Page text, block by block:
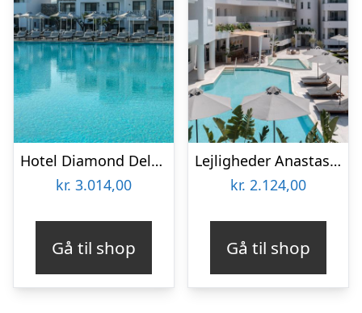
Hotel Diamond Deluxe – Voksenhotel
kr. 3.014,00
Gå til shop
Lejligheder Anastasia
kr. 2.124,00
Gå til shop